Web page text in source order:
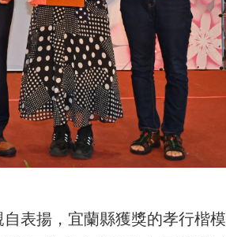
表揚，宜蘭縣獲獎的孝行楷模